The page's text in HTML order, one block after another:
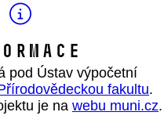
pod Ústav výpočetní
fakultu.
je na webu muni.cz.